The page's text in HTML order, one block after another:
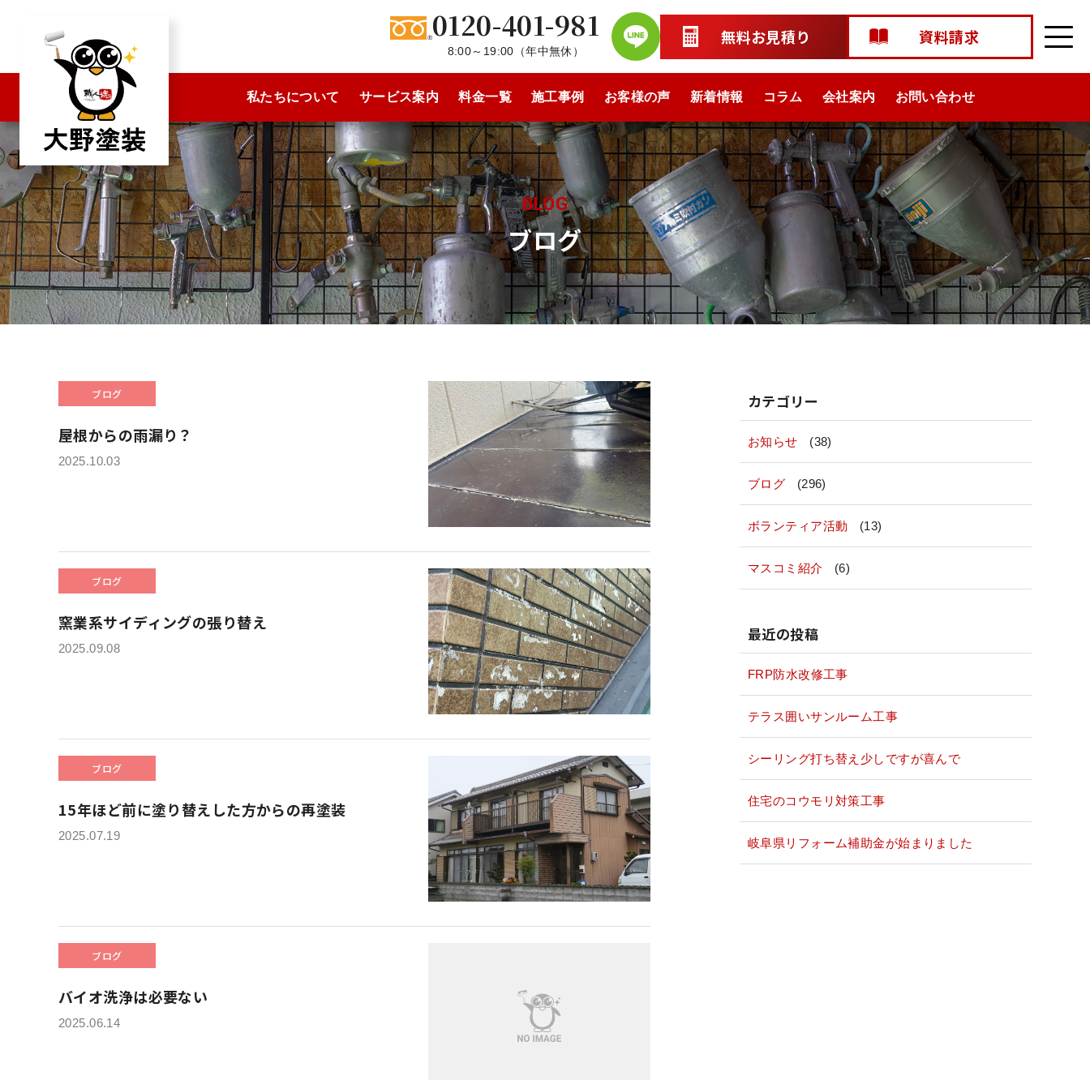
へ
ス
キ
ッ
プ
0120-401-981
8:00～19:00 （年中無休）
無料お見積り 資料請求
私たちについて サービス案内 料金一覧 施工事例 お客様の声 新着情報 コラム 会社案内 お問い合わせ
BLOG
ブログ
ブログ
屋根からの雨漏り？
2025.10.03
ブログ
窯業系サイディングの張り替え
2025.09.08
ブログ
15年ほど前に塗り替えした方からの再塗装
2025.07.19
ブログ
バイオ洗浄は必要ない
2025.06.14
カテゴリー
お知らせ (38)
ブログ (296)
ボランティア活動 (13)
マスコミ紹介 (6)
最近の投稿
FRP防水改修工事
テラス囲いサンルーム工事
シーリング打ち替え少しですが喜んで
住宅のコウモリ対策工事
岐阜県リフォーム補助金が始まりました